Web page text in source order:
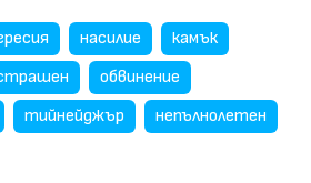
насилие
камък
обвинение
тийнейджър
непълнолетен